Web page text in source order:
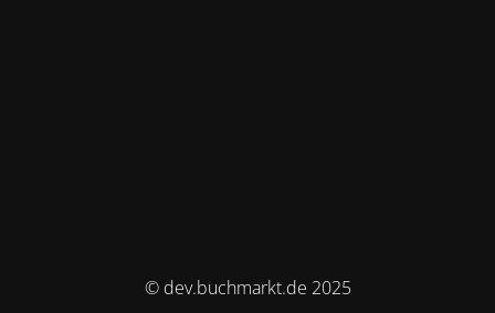
© dev.buchmarkt.de 2025